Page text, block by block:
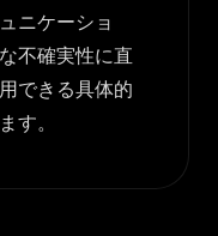
ニケーショ
不確実性に直
できる具体的
す。